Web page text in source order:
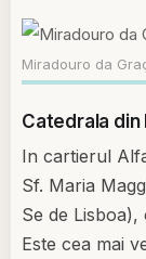
Miradouro da
Catedrala din
In cartierul
Sf. Maria
Se de
Este cea mai